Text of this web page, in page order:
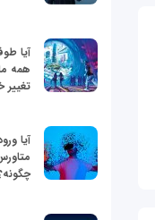
آیا
همه
تغییر
آیا